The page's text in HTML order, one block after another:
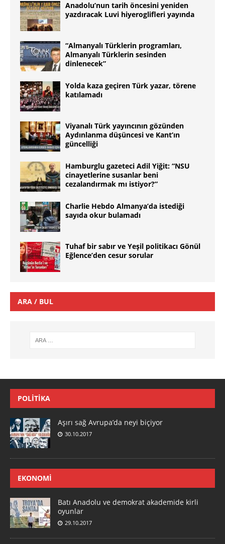
Anadolu’nun tarih öncesini yeniden
yazdıracak Luvi hiyeroglifleri yayında
“Almanyalı Türklerin programları,
Almanyalı Türklerin sesinden
dinlenecek”
Yolda kaza geçiren Türk yazar, törene
katılamadı
Viyanalı Türk yayıncının gözünden
Aydınlanma düşüncesi ve Kant’ın
güncelliği
Hamburglu gazeteci Adil Yiğit: “NSU
cinayetlerine susanlar beni
cezalandırmak mı istiyor?”
Charlie Hebdo Almanya’da istediği
sayıda okur bulamadı
Tuhaf bir sabır ve Yeşil politikacı Gönül
Eğlence’den cesur sorular
ARA / BUL
POLITIKA
Aşırı sağ Avrupa’da neyi biçiyor
30.10.2017
EKONOMI
Batı Anadolu ve demokrat akademide kirli
oyunlar
29.10.2017